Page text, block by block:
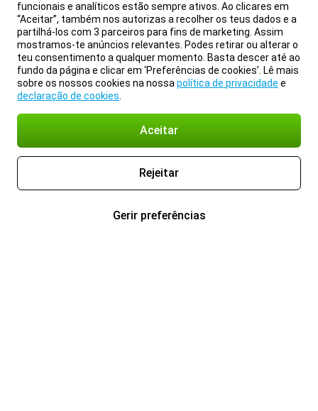
funcionais e analíticos estão sempre ativos. Ao clicares em
“Aceitar”, também nos autorizas a recolher os teus dados e a
partilhá-los com 3 parceiros para fins de marketing. Assim
mostramos-te anúncios relevantes. Podes retirar ou alterar o
teu consentimento a qualquer momento. Basta descer até ao
fundo da página e clicar em ‘Preferências de cookies’. Lê mais
sobre os nossos cookies na nossa política de privacidade e
declaração de cookies
Aceitar
Rejeitar
Gerir preferências